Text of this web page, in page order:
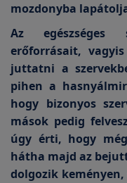
mozdonyba
Az egészséges
erőforrásait,
juttatni a
pihen a
hogy bizonyos
mások pedig
úgy érti, hogy
hátha majd az
dolgozik